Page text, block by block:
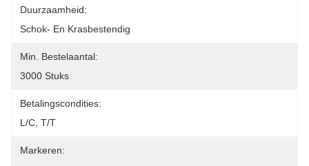
Duurzaamheid:
Schok- En Krasbestendig
Min. Bestelaantal:
3000 Stuks
Betalingscondities:
L/c, T/t
Markeren: